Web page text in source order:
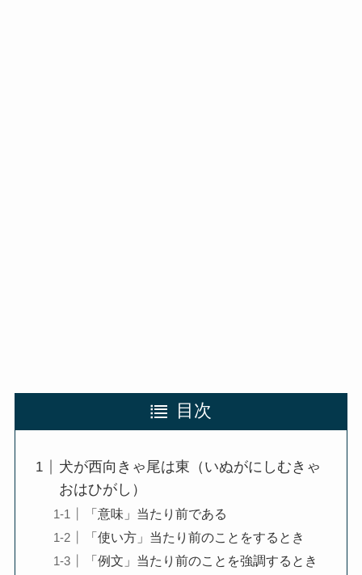
目次
犬が西向きゃ尾は東（いぬがにしむきゃ
おはひがし）
「意味」当たり前である
「使い方」当たり前のことをするとき
「例文」当たり前のことを強調するとき